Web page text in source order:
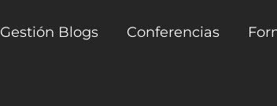
Gestión Blogs Conferencias